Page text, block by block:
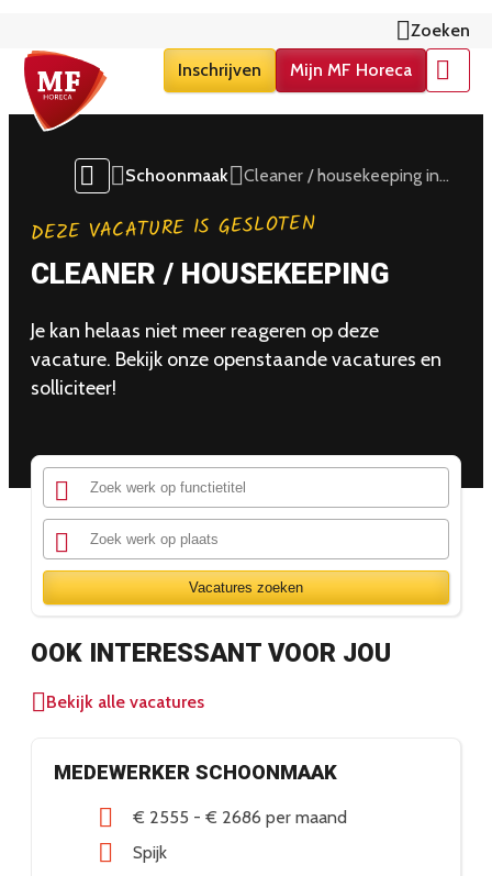
Zoeken
Inschrijven
Mijn MF Horeca
Schoonmaak
Cleaner / housekeeping in
DEZE VACATURE IS GESLOTEN
CLEANER / HOUSEKEEPING
Je kan helaas niet meer reageren op deze
vacature. Bekijk onze openstaande vacatures en
solliciteer!
Vacatures zoeken
OOK INTERESSANT VOOR JOU
Bekijk alle vacatures
MEDEWERKER SCHOONMAAK
€ 2555 - € 2686 per maand
Spijk